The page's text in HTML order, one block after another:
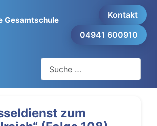
Gesamtschule
Kontakt
04941 600910
zum